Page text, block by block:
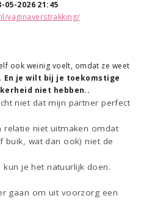
05-2026 21:45
vaginaverstrakking/
ook weinig voelt, omdat ze weet
En je wilt bij je toekomstige
niet hebben..
niet dat mijn partner perfect
relatie niet uitmaken omdat
buik, wat dan ook) niet de
je het natuurlijk doen.
gaan om uit voorzorg een